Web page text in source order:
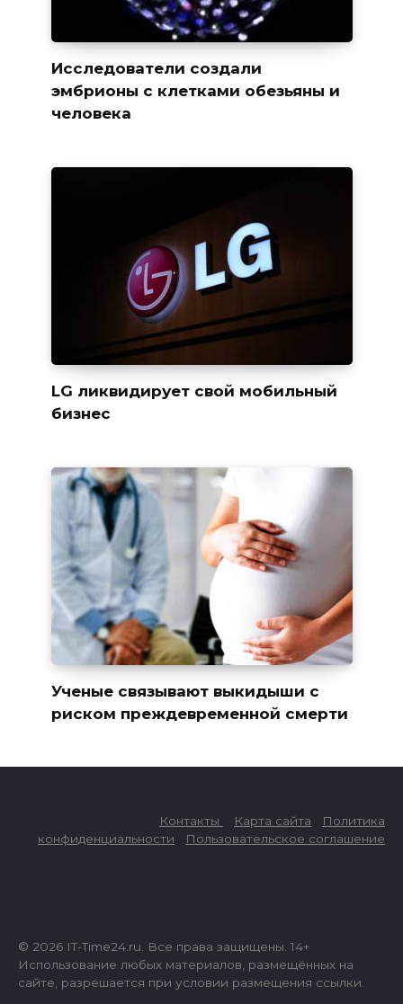
Исследователи создали
эмбрионы с клетками обезьяны и
человека
LG ликвидирует свой мобильный
бизнес
Ученые связывают выкидыши с
риском преждевременной смерти
Контакты Карта сайта
Политика
конфиденциальности
Пользовательское соглашение
© 2026 IT-Time24.ru. Все права защищены. 14+
Использование любых материалов, размещённых на
сайте, разрешается при условии размещения ссылки.